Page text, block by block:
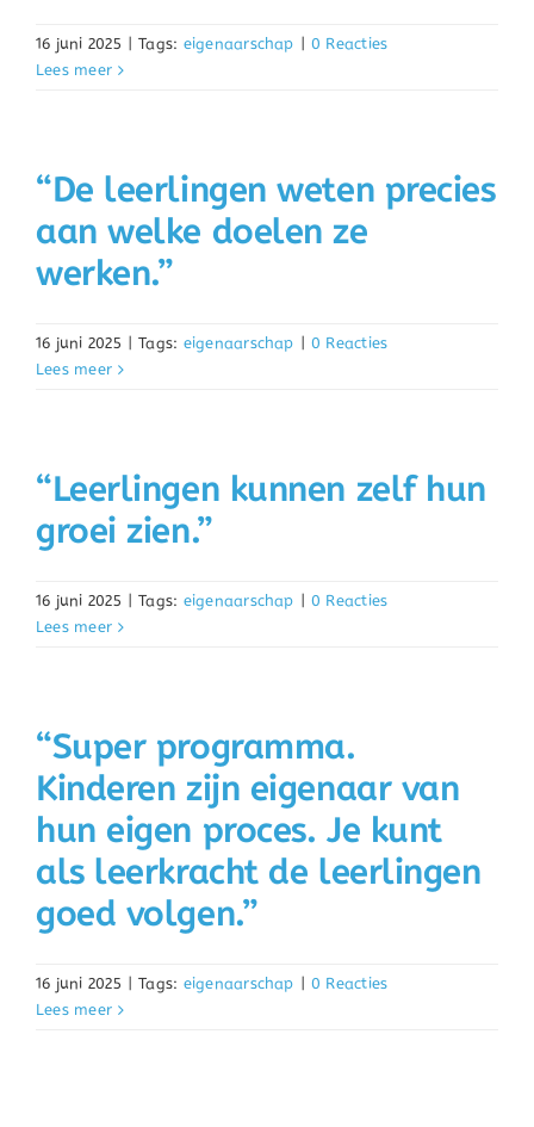
16 juni 2025 | Tags: eigenaarschap | 0 Reacties
Lees meer
“De leerlingen weten precies
aan welke doelen ze
werken.”
16 juni 2025 | Tags: eigenaarschap | 0 Reacties
Lees meer
“Leerlingen kunnen zelf hun
groei zien.”
16 juni 2025 | Tags: eigenaarschap | 0 Reacties
Lees meer
“Super programma.
Kinderen zijn eigenaar van
hun eigen proces. Je kunt
als leerkracht de leerlingen
goed volgen.”
16 juni 2025 | Tags: eigenaarschap | 0 Reacties
Lees meer